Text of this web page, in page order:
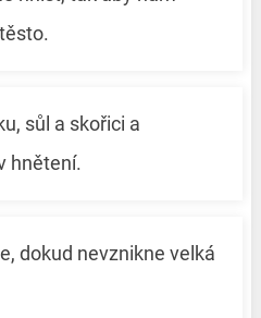
sůl a skořici a
hnětení.
dokud nevznikne velká